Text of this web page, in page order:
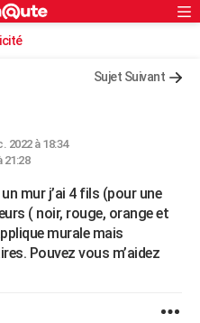
Sujet Suivant
2022 à 18:34
21:28
mur j’ai 4 fils (pour une
( noir, rouge, orange et
murale mais
Pouvez vous m’aidez